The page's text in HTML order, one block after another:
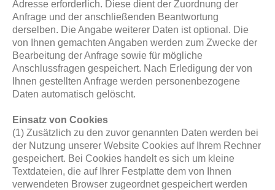
Adresse erforderlich. Diese dient der Zuordnung der
Anfrage und der anschließenden Beantwortung
derselben. Die Angabe weiterer Daten ist optional. Die
von Ihnen gemachten Angaben werden zum Zwecke der
Bearbeitung der Anfrage sowie für mögliche
Anschlussfragen gespeichert. Nach Erledigung der von
Ihnen gestellten Anfrage werden personenbezogene
Daten automatisch gelöscht.
Einsatz von Cookies
(1) Zusätzlich zu den zuvor genannten Daten werden bei
der Nutzung unserer Website Cookies auf Ihrem Rechner
gespeichert. Bei Cookies handelt es sich um kleine
Textdateien, die auf Ihrer Festplatte dem von Ihnen
verwendeten Browser zugeordnet gespeichert werden